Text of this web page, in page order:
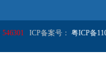
546301 ICP备案号： 粤ICP备